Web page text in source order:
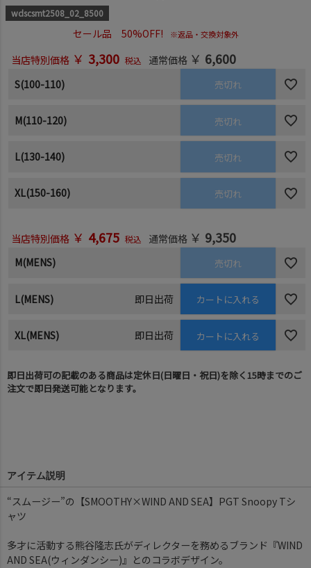
wdscsmt2508_02_8500
セール品 50%OFF! ※返品・交換対象外
当店特別価格 ￥ 3,300 税込 通常価格 ￥ 6,600
S(100-110) 売切れ
M(110-120) 売切れ
L(130-140) 売切れ
XL(150-160) 売切れ
当店特別価格 ￥ 4,675 税込 通常価格 ￥ 9,350
M(MENS) 売切れ
L(MENS) 即日出荷 カートに入れる
XL(MENS) 即日出荷 カートに入れる
即日出荷可の記載のある商品は定休日(日曜日・祝日)を除く15時までのご
注文で即日発送可能となります。
アイテム説明
“スムージー”の【SMOOTHY×WIND AND SEA】PGT Snoopy Tシ
ャツ
多才に活動する熊谷隆志氏がディレクターを務めるブランド『WIND
AND SEA(ウィンダンシー)』とのコラボデザイン。